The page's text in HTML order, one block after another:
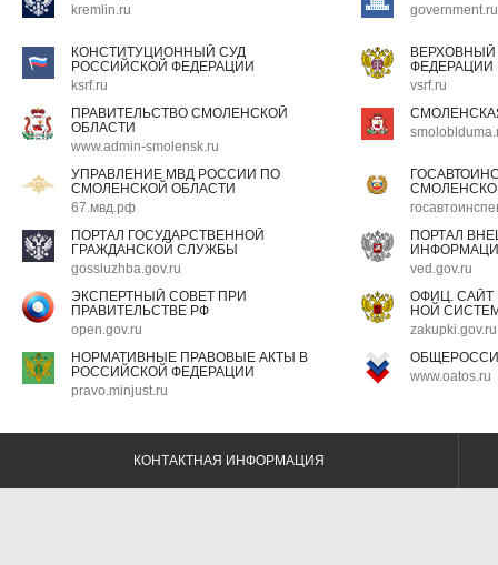
kremlin.ru
government.ru
КОНСТИТУЦИОННЫЙ СУД
РОССИЙСКОЙ ФЕДЕРАЦИИ
ksrf.ru
ФЕДЕРАЦИИ
vsrf.ru
ПРАВИТЕЛЬСТВО СМОЛЕНСКОЙ
ОБЛАСТИ
www.admin-smolensk.ru
УПРАВЛЕНИЕ МВД РОССИИ ПО
СМОЛЕНСКОЙ ОБЛАСТИ
67.мвд.рф
ПОРТАЛ ГОСУДАРСТВЕННОЙ
ГРАЖДАНСКОЙ СЛУЖБЫ
gossluzhba.gov.ru
ПОРТАЛ
ved.gov.ru
ЭКСПЕРТНЫЙ СОВЕТ ПРИ
ПРАВИТЕЛЬСТВЕ РФ
open.gov.ru
ОФИЦ.
НОЙ
zakupki.gov.ru
НОРМАТИВНЫЕ ПРАВОВЫЕ АКТЫ В
РОССИЙСКОЙ ФЕДЕРАЦИИ
pravo.minjust.ru
www.oatos.ru
КОНТАКТНАЯ ИНФОРМАЦИЯ